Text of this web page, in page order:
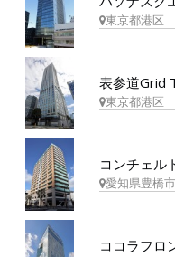
東京都港区
表参道Grid
東京都港区
コンチェル
愛知県豊橋市
ココラフロ